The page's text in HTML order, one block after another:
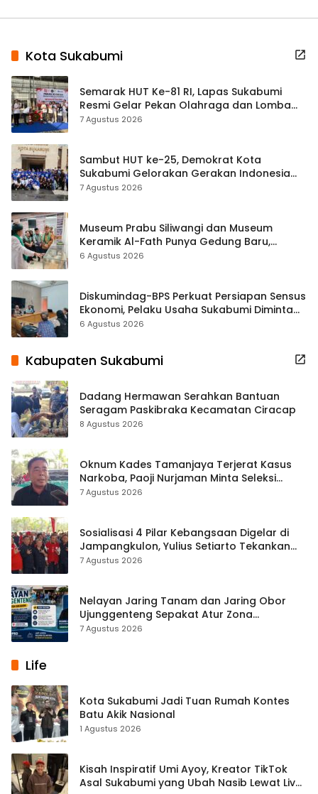
Kota Sukabumi
Semarak HUT Ke-81 RI, Lapas Sukabumi
Resmi Gelar Pekan Olahraga dan Lomba
Tradisional
7 Agustus 2026
Sambut HUT ke-25, Demokrat Kota
Sukabumi Gelorakan Gerakan Indonesia
ASRI Lewat Aksi Bersih Masjid Agung
7 Agustus 2026
Museum Prabu Siliwangi dan Museum
Keramik Al-Fath Punya Gedung Baru,
Hampir 500 Koleksi Dipisahkan
6 Agustus 2026
Diskumindag-BPS Perkuat Persiapan Sensus
Ekonomi, Pelaku Usaha Sukabumi Diminta
Terbuka Beri Data
6 Agustus 2026
Kabupaten Sukabumi
Dadang Hermawan Serahkan Bantuan
Seragam Paskibraka Kecamatan Ciracap
8 Agustus 2026
Oknum Kades Tamanjaya Terjerat Kasus
Narkoba, Paoji Nurjaman Minta Seleksi
Calon Kades Diperketat
7 Agustus 2026
Sosialisasi 4 Pilar Kebangsaan Digelar di
Jampangkulon, Yulius Setiarto Tekankan
Pentingnya Persatuan
7 Agustus 2026
Nelayan Jaring Tanam dan Jaring Obor
Ujunggenteng Sepakat Atur Zona
Penangkapan
7 Agustus 2026
Life
Kota Sukabumi Jadi Tuan Rumah Kontes
Batu Akik Nasional
1 Agustus 2026
Kisah Inspiratif Umi Ayoy, Kreator TikTok
Asal Sukabumi yang Ubah Nasib Lewat Live